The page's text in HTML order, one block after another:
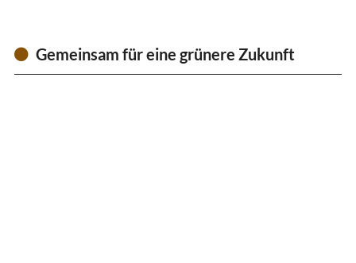
Gemeinsam für eine grünere Zukunft